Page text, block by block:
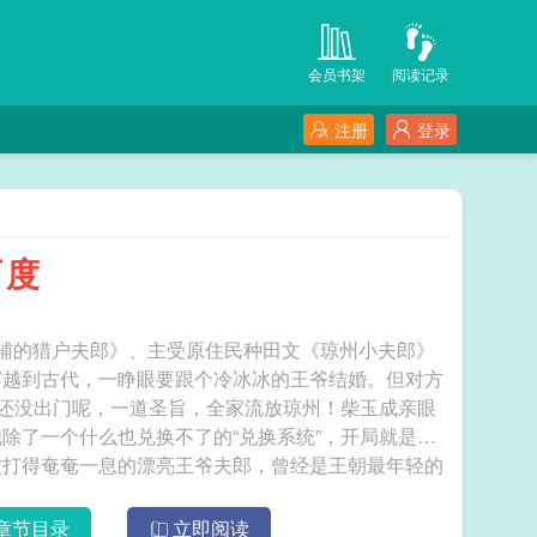
阅读记录
会员书架
登录
注册
猎户夫郎》、主受原住民种田文《琼州小夫郎》
古代，一睁眼要跟个冷冰冰的王爷结婚。但对方
没出门呢，一道圣旨，全家流放琼州！柴玉成亲眼
了一个什么也兑换不了的“兑换系统”，开局就是一
得奄奄一息的漂亮王爷夫郎，曾经是王朝最年轻的
？他们被贬成了琼州岛上的垦边罪客，漂亮夫郎
节目录 立即阅读